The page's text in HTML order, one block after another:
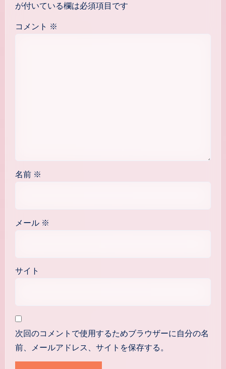
が付いている欄は必須項目です
コメント ※
名前 ※
メール ※
サイト
次回のコメントで使用するためブラウザーに自分の名
前、メールアドレス、サイトを保存する。